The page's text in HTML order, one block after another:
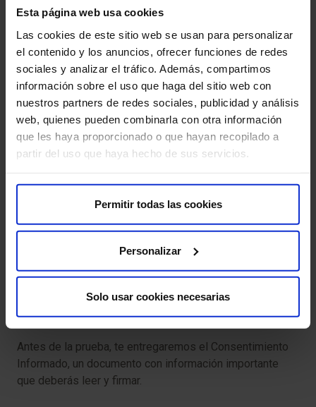
Esta página web usa cookies
Las cookies de este sitio web se usan para personalizar
el contenido y los anuncios, ofrecer funciones de redes
sociales y analizar el tráfico. Además, compartimos
información sobre el uso que haga del sitio web con
nuestros partners de redes sociales, publicidad y análisis
web, quienes pueden combinarla con otra información
que les haya proporcionado o que hayan recopilado a
partir del uso que haya hecho de sus servicios.
Permitir todas las cookies
Personalizar
Solo usar cookies necesarias
Dolor o debilidad muscular:
debilidad muscular en el sitio de la inyección.
Hematoma:puede formarse un pequeño hematoma
en el sitio de la inyección.
Reacciones alérgicas:en raras ocasiones, pueden
ocurrir reacciones alérgicas a la toxina botulínica.
toxina botulínica puede propagarse a otros músculos,
causando debilidad muscular en áreas no deseadas,
produciendo dificultad para tragar.
pedimos que llegues con antelación a la hora indicada.
Así podremos realizar la preparación administrativa y
clínica necesaria.
Antes de la prueba, te entregaremos el Consentimiento
Informado, un documento con información importante
que deberás leer y firmar.